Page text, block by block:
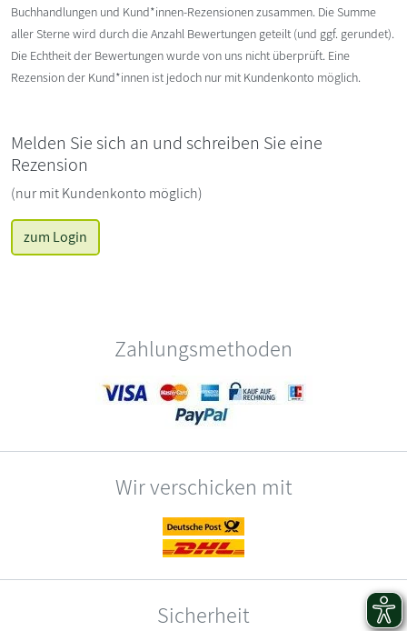
Buchhandlungen und Kund*innen-Rezensionen zusammen. Die Summe
aller Sterne wird durch die Anzahl Bewertungen geteilt (und ggf. gerundet).
Die Echtheit der Bewertungen wurde von uns nicht überprüft. Eine
Rezension der Kund*innen ist jedoch nur mit Kundenkonto möglich.
Melden Sie sich an und schreiben Sie eine
Rezension
(nur mit Kundenkonto möglich)
zum Login
Zahlungsmethoden
Wir verschicken mit
Sicherheit